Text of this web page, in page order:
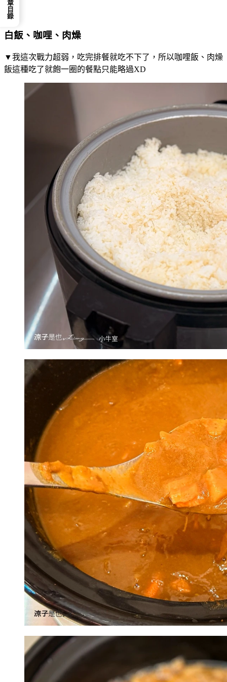
白飯、咖哩、肉燥
▼我這次戰力超弱，吃完排餐就吃不下了，所以咖哩飯、肉燥
飯這種吃了就飽一圈的餐點只能略過XD